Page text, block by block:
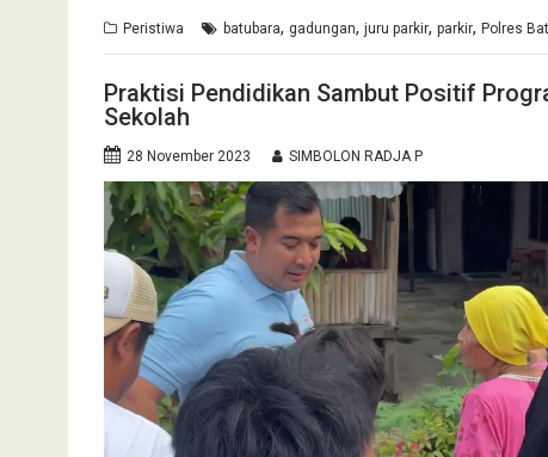
Peristiwa batubara, gadungan, juru parkir, parkir, Polres
Praktisi Pendidikan Sambut Positif
Sekolah
28 November 2023 SIMBOLON RADJA P